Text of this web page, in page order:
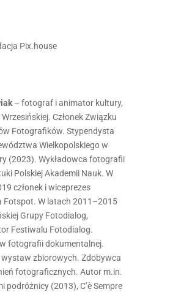
Pix.house
– fotograf i animator kultury,
Członek Związku
Fotografików. Stypendysta
Wielkopolskiego w
(2023). Wykładowca fotografii
Polskiej Akademii Nauk. W
członek i wiceprezes
Fotspot. W latach 2011–2015
Grupy Fotodialog,
Festiwalu Fotodialog.
fotografii dokumentalnej.
wystaw zbiorowych. Zdobywca
fotograficznych. Autor m.in.
podróżnicy (2013), C’è Sempre